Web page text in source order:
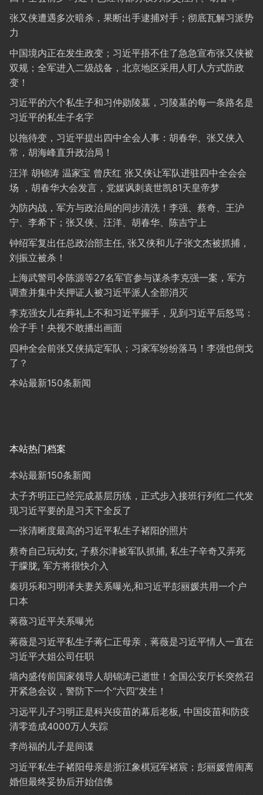
张又侠遭遇多次暗杀，果断出手逮捕对手；彻底瓦解习派势
力
中国境内正在发生政变；习近平捂不住了急急宣布张又侠被
双规；全军进入二级战备，北京地区采用人盯人方式防政
变！
习近平的六个私生子和习仲勋陵墓，习陵墓的每一条路名是
习近平的私生子名字
以拖待变，习近平提出四中全会人事：胡春华、张又侠入
常，胡海峰直升政治局！
汪洋 胡锦涛 温家宝 曾庆红 张又侠让军队进驻四中全会会
场 ，胡春华大会发言，党媒讽刺袁世凯81天皇帝梦
为防内战，军方与政治局的同步清洗！李强、蔡奇、王沪
宁、李希下；张又侠、汪洋、胡春华、陈吉宁上
钟绍军复出任总政治部主任, 张又侠和儿子张文杰被抓捕，
刘振立被杀！
上海武警司令陈源等27名军官参与谋杀李克强一案，军方
调查并集中关押证人被习近平派人全部消灭
李克强女儿在葬礼上不和习近平握手，见到习近平后怒骂：
侩子手！央视不敢播出画面
四种全会前张又侠搞定军队；习家军纷纷落马！李强也倒戈
了？
本站最新150条新闻
本站热门档案
本站最新150条新闻
太子齐明正已经完成基层历练，正式步入接班行列红二代发
现习近平要的是习天下全反了
一张清晰度最高的习近平私生子褚阳的照片
蔡奇自己玩幼女, 子蔡尔津被军队抓捕, 私生子辛奇又弄死
于朦胧, 军方将很快介入
秦玥乐和习明泽夫妻关系曝光,和习近平彭丽媛共用一个户
口本
蒋薇习近平关系曝光
蒋薇是习近平私生子蒋仁正母亲，蒋薇是习近平情人一直在
习近平大姐公司任职
墙内盛传前国家领导人胡锦涛已逝世！全国公安厅长突然召
开紧急会议，警防下一个“六四”发生！
习远平儿子习明正是科兴疫苗的幕后老板, 中国疫苗和防疫
清零造成4000万人失踪
李尚福的儿子是间谍
习近平私生子褚阳母亲是浙江象棋冠军褚宸；彭丽媛曾闹离
婚但最终妥协后开始信佛